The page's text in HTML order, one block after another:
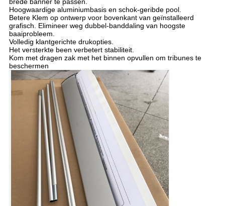
brede banner te passen.
Hoogwaardige aluminiumbasis en schok-geribde pool.
Betere Klem op ontwerp voor bovenkant van geïnstalleerd
grafisch. Elimineer weg dubbel-banddaling van hoogste
baaiprobleem.
Volledig klantgerichte drukopties.
Het versterkte been verbetert stabiliteit.
Kom met dragen zak met het binnen opvullen om tribunes te
beschermen